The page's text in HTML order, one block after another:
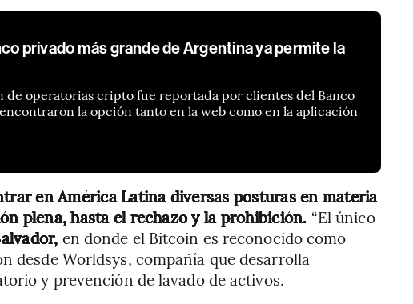
privado más grande de Argentina ya permite la
de operatorias cripto fue reportada por clientes del Banco
la opción tanto en la web como en la aplicación
en América Latina diversas posturas en materia
plena, hasta el rechazo y la prohibición. “El único
en donde el Bitcoin es reconocido como
desde Worldsys, compañía que desarrolla
y prevención de lavado de activos.